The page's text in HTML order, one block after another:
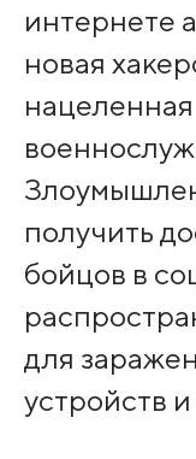
интернете
новая
получить
бойцов в
для
устройств